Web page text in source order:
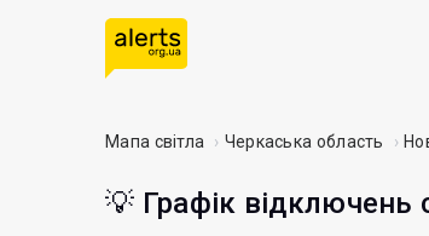
Мапа світла Черкаська область
💡 Графік відключень